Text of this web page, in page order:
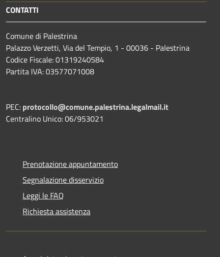
CONTATTI
Comune di Palestrina
Palazzo Verzetti, Via del Tempio, 1 - 00036 - Palestrina
Codice Fiscale: 01319240584
Partita IVA: 03577071008
PEC: protocollo@comune.palestrina.legalmail.it
Centralino Unico: 06/953021
Prenotazione appuntamento
Segnalazione disservizio
Leggi le FAQ
Richiesta assistenza